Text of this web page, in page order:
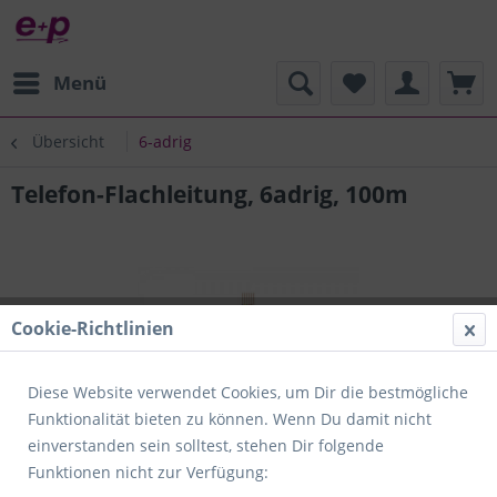
Menü
Übersicht 6-adrig
Telefon-Flachleitung, 6adrig, 100m
Cookie-Richtlinien
Diese Website verwendet Cookies, um Dir die bestmögliche
Funktionalität bieten zu können. Wenn Du damit nicht
einverstanden sein solltest, stehen Dir folgende
Funktionen nicht zur Verfügung: